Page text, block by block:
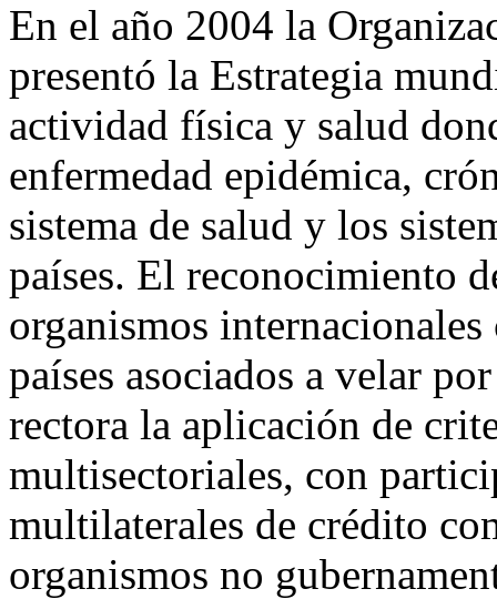
En el año 2004 la
presentó la Estrategia
actividad física y salud
enfermedad epidémica,
sistema de salud y los
países. El reconocimiento
organismos
países asociados a velar
rectora la aplicación de
multisectoriales, con
multilaterales de crédito
organismos no